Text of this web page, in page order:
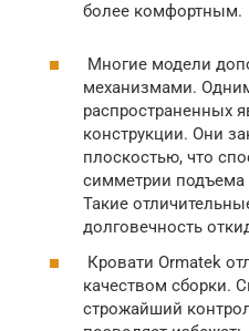
более комфортным.
Многие модели
механизмами.
распространенных
конструкции. Они
плоскостью, что
симметрии подъема
Такие
долговечность
Кровати Ormatek
качеством сборки.
строжайший